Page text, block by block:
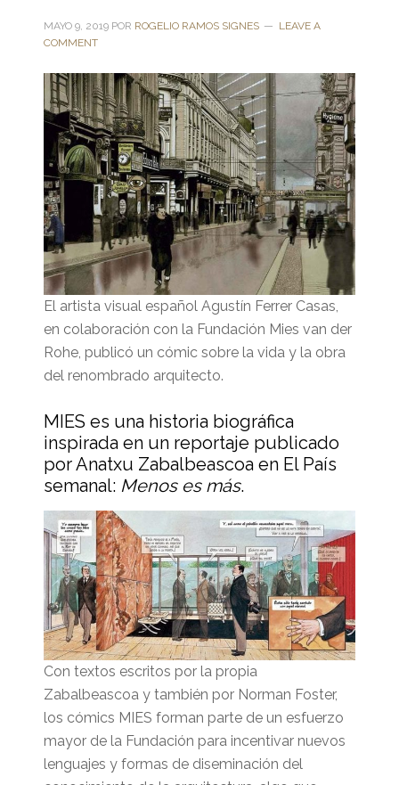
MAYO 9, 2019POR ROGELIO RAMOS SIGNES
LEAVE A
COMMENT
El artista visual español Agustín Ferrer Casas,
en colaboración con la Fundación Mies van der
Rohe, publicó un cómic sobre la vida y la obra
del renombrado arquitecto.
MIES es una historia biográfica
inspirada en un reportaje publicado
por Anatxu Zabalbeascoa en El País
semanal: Menos es más.
Con textos escritos por la propia
Zabalbeascoa y también por Norman Foster,
los cómics MIES forman parte de un esfuerzo
mayor de la Fundación para incentivar nuevos
lenguajes y formas de diseminación del